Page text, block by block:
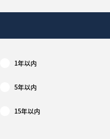
1年以内
5年以内
15年以内